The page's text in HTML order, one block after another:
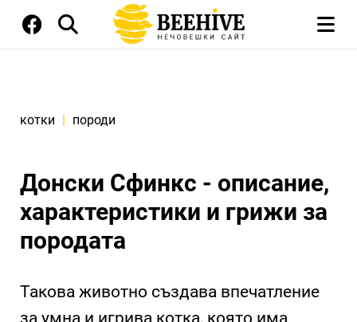
котки | породи
Донски Сфинкс - описание,
характеристики и грижи за
породата
Такова животно създава впечатление
за умна и игрива котка, която има